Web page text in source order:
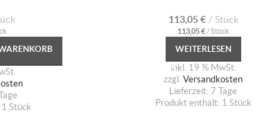
1Stück
113,05€ Stück
113,05€/Stück
WEITERLESEN
inkl. 19 % MwSt.
zzgl.Versandkosten
Lieferzeit: 7 Tage
Produkt enthält: 1 Stück